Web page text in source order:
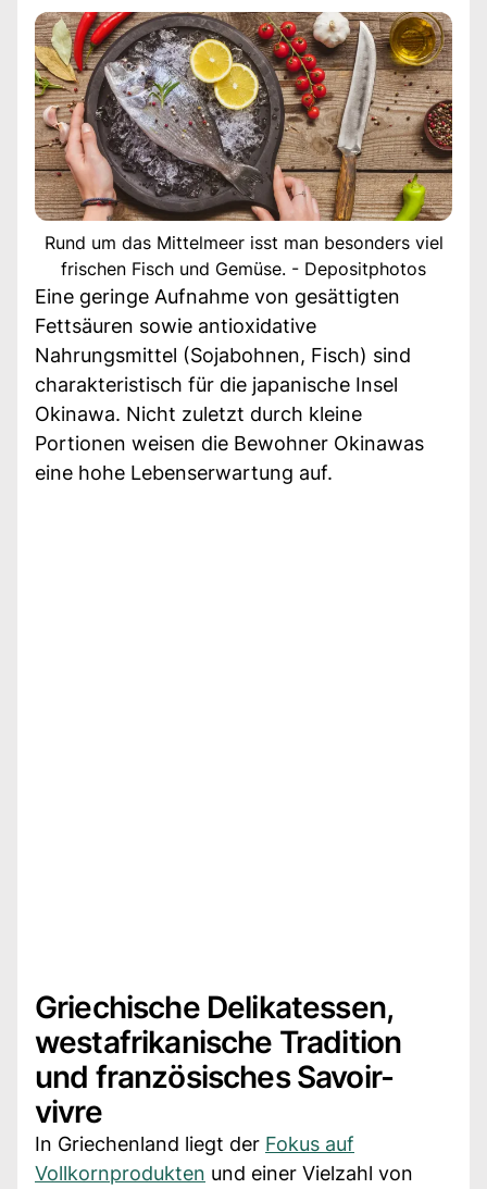
Rund um das Mittelmeer isst man besonders viel
frischen Fisch und Gemüse. - Depositphotos
Eine geringe Aufnahme von gesättigten
Fettsäuren sowie antioxidative
Nahrungsmittel (Sojabohnen, Fisch) sind
charakteristisch für die japanische Insel
Okinawa. Nicht zuletzt durch kleine
Portionen weisen die Bewohner Okinawas
eine hohe Lebenserwartung auf.
Griechische Delikatessen,
westafrikanische Tradition
und französisches Savoir-
vivre
In Griechenland liegt der Fokus auf
Vollkornprodukten und einer Vielzahl von